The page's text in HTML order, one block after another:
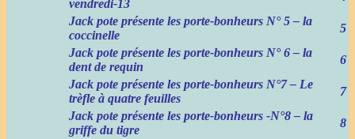
vendredi-13
Jack pote présente les porte-bonheurs N° 5 – la
coccinelle
5
Jack pote présente les porte-bonheurs N° 6 – la
dent de requin
6
Jack pote présente les porte-bonheurs N°7 – Le
trèfle à quatre feuilles
7
Jack pote présente les porte-bonheurs -N°8 – la
griffe du tigre
8